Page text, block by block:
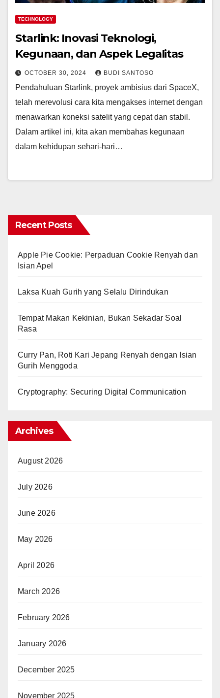
TECHNOLOGY
Starlink: Inovasi Teknologi,
Kegunaan, dan Aspek Legalitas
OCTOBER 30, 2024 BUDI SANTOSO
Pendahuluan Starlink, proyek ambisius dari SpaceX,
telah merevolusi cara kita mengakses internet dengan
menawarkan koneksi satelit yang cepat dan stabil.
Dalam artikel ini, kita akan membahas kegunaan
dalam kehidupan sehari-hari…
Recent Posts
Apple Pie Cookie: Perpaduan Cookie Renyah dan
Isian Apel
Laksa Kuah Gurih yang Selalu Dirindukan
Tempat Makan Kekinian, Bukan Sekadar Soal
Rasa
Curry Pan, Roti Kari Jepang Renyah dengan Isian
Gurih Menggoda
Cryptography: Securing Digital Communication
Archives
August 2026
July 2026
June 2026
May 2026
April 2026
March 2026
February 2026
January 2026
December 2025
November 2025